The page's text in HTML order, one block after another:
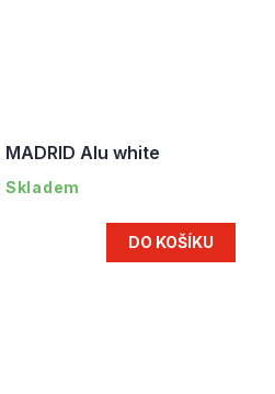
MADRID Alu white
Skladem
DO KOŠÍKU